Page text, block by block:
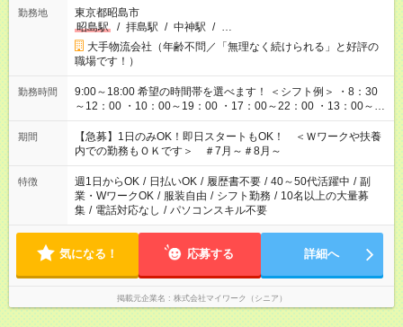
勤務地
東京都昭島市
昭島駅
/ 拝島駅 / 中神駅 / …
大手物流会社（年齢不問／「無理なく続けられる」と好評の
職場です！）
勤務時間
9:00～18:00 希望の時間帯を選べます！ ＜シフト例＞ ・8：30
～12：00 ・10：00～19：00 ・17：00～22：00 ・13：00～
22：00 ・22：00～翌6：00 など
期間
【急募】1日のみOK！即日スタートもOK！ ＜Ｗワークや扶養
内での勤務もＯＫです＞ ＃7月～＃8月～
特徴 週1日からOK / 日払いOK / 履歴書不要 / 40～50代活躍中 / 副
業・WワークOK / 服装自由 / シフト勤務 / 10名以上の大量募
集 / 電話対応なし / パソコンスキル不要
気になる！ 応募する 詳細へ
掲載元企業名 株式会社マイワーク（シニア）